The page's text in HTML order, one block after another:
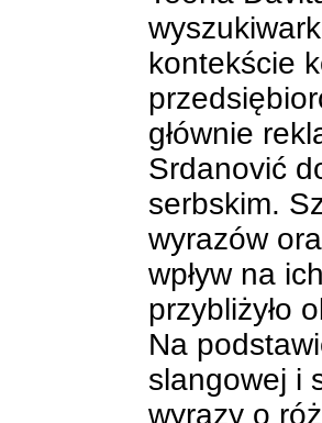
kontekście
głównie
Srdanović
serbskim.
wyrazów
wpływ na
przybliżyło
Na
slangowej i
wyrazy o